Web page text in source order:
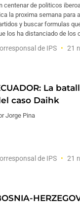
centenar de politicos
la proxima semana para
y buscar formulas
los ha distanciado de los
de IPS 21
La
caso Daihk
Jorge Pina
de IPS 21